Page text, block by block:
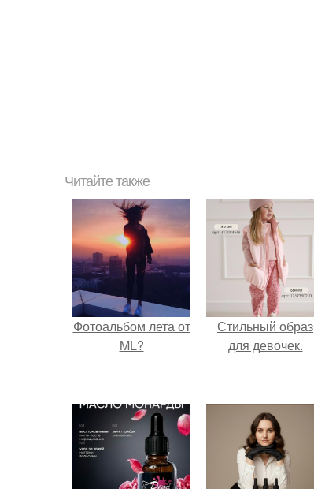
Читайте также
Фотоальбом лета от
ML?
Стильный образ
для девочек.